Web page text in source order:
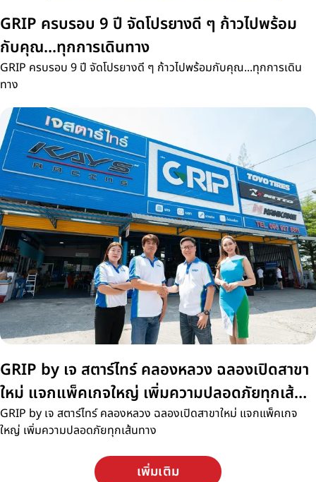
GRIP ครบรอบ 9 ปี จัดโปรยางดี ๆ ก้าวไปพร้อม
กับคุณ...ทุกการเดินทาง
GRIP ครบรอบ 9 ปี จัดโปรยางดี ๆ ก้าวไปพร้อมกับคุณ...ทุกการเดิน
ทาง
GRIP by เจ สตาร์ไทร์ คลองหลวง ฉลองเปิดสาขา
ใหม่ แจกแพ็คเกจใหญ่ เพิ่มความปลอดภัยทุกเส้น
ทาง
GRIP by เจ สตาร์ไทร์ คลองหลวง ฉลองเปิดสาขาใหม่ แจกแพ็คเกจ
ใหญ่ เพิ่มความปลอดภัยทุกเส้นทาง
เพิ่มเติม